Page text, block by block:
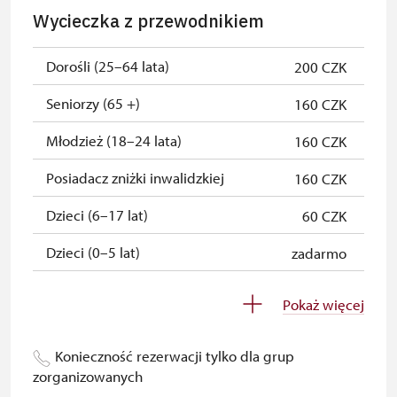
czlonkowie rodziny)
Posiadacz karty „Naš člověk”*
zadarmo
Ważny dla jednej osoby - posiadacza
karty lub kodu QR
Wycieczka z przewodnikiem
Dorośli (25–64 lata)
200 CZK
Seniorzy (65 +)
160 CZK
Młodzież (18–24 lata)
160 CZK
Posiadacz zniżki inwalidzkiej
160 CZK
Dzieci (6–17 lat)
60 CZK
Dzieci (0–5 lat)
zadarmo
Pedagogiczny nadzór (grupa
szkolna - 1 osoba na 10 dzieci)
Pokaż więcej
Konieczność rezerwacji tylko dla grup
zorganizowanych